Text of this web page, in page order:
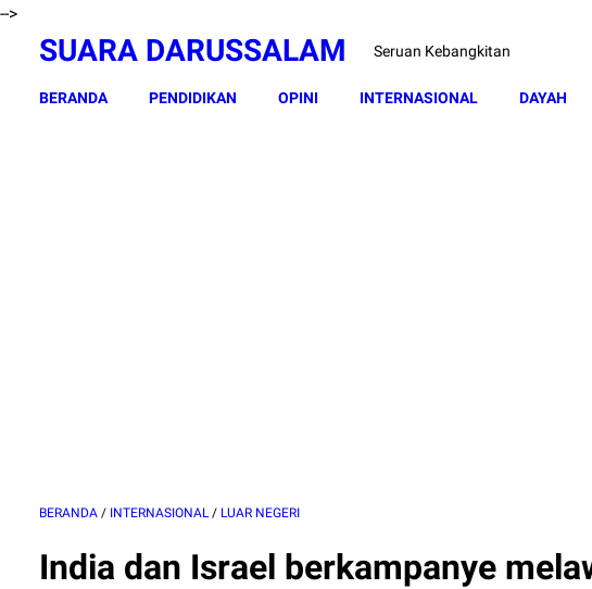
-->
SUARA DARUSSALAM Seruan Kebangkitan
BERANDA PENDIDIKAN OPINI INTERNASIONAL DAYAH
BERANDA / INTERNASIONAL / LUAR NEGERI
India dan Israel berkampanye